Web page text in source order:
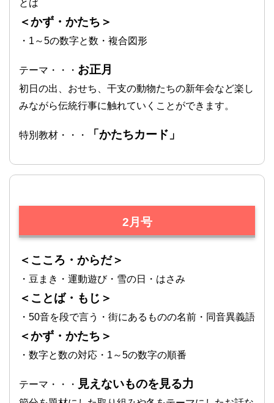
とば
＜かず・かたち＞
・1～5の数字と数・複合図形
テーマ・・・ お正月
初日の出、おせち、干支の動物たちの新年会など楽し
みながら伝統行事に触れていくことができます。
特別教材・・・ 「かたちカード」
2月号
＜こころ・からだ＞
・豆まき・運動遊び・雪の日・はさみ
＜ことば・もじ＞
・50音を段で言う・街にあるものの名前・同音異義語
＜かず・かたち＞
・数字と数の対応・1～5の数字の順番
テーマ・・・ 見えないものを見る力